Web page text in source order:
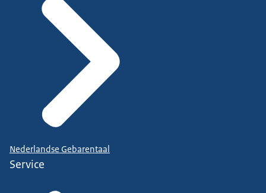
Nederlandse Gebarentaal
Service